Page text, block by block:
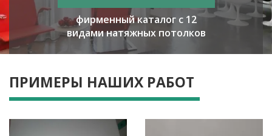
фирменный каталог с 12
видами натяжных потолков
ПРИМЕРЫ НАШИХ РАБОТ